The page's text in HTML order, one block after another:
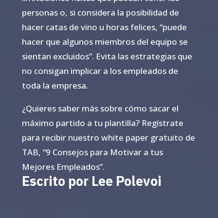
personas o, si considera la posibilidad de
hacer catas de vino u horas felices, “puede
hacer que algunos miembros del equipo se
sientan excluidos”. Evita las estrategias que
no consigan implicar a los empleados de
toda la empresa.
¿Quieres saber más sobre cómo sacar el
máximo partido a tu plantilla? Regístrate
para recibir nuestro white paper gratuito de
TAB, “9 Consejos para Motivar a tus
Mejores Empleados”.
Escrito por Lee Polevoi